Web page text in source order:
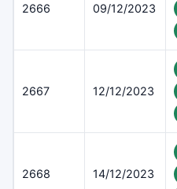
2666 09/12/2023
2667 12/12/2023
2668 14/12/2023